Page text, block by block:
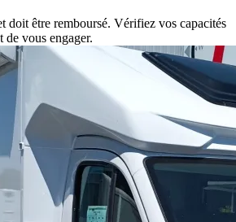
doit être remboursé. Vérifiez vos capacités
de vous engager.